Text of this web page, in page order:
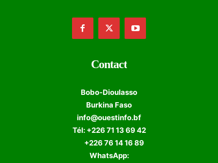
Contact
Bobo-Dioulasso
Burkina Faso
info@ouestinfo.bf
Tél: +226 71 13 69 42
+226 76 14 16 89
WhatsApp: